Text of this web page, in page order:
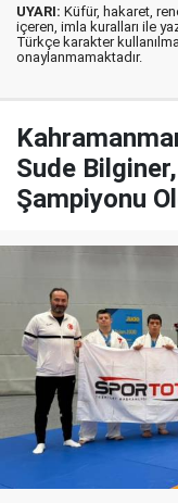
UYARI: Küfür, hakaret,
içeren, imla kuralları ile
Türkçe karakter
onaylanmamaktadır.
Sude
Şampiyonu